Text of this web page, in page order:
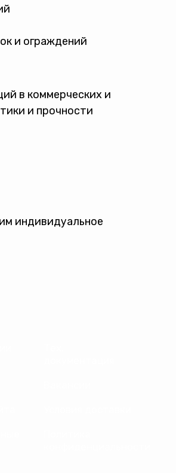
и ограждений
в коммерческих и
и прочности
индивидуальное